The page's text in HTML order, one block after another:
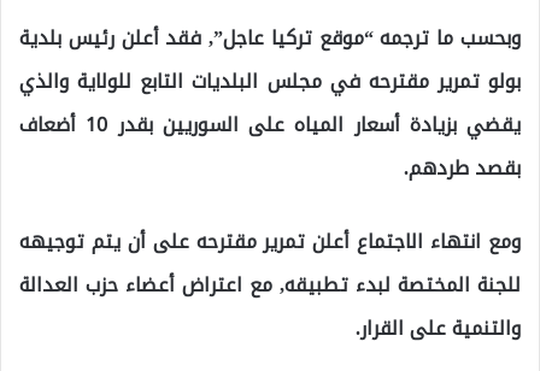
وبحسب ما ترجمه “موقع تركيا عاجل”, فقد أعلن رئيس بلدية
بولو تمرير مقترحه في مجلس البلديات التابع للولاية والذي
يقضي بزيادة أسعار المياه على السوريين بقدر 10 أضعاف
بقصد طردهم.
ومع انتهاء الاجتماع أعلن تمرير مقترحه على أن يتم توجيهه
للجنة المختصة لبدء تطبيقه, مع اعتراض أعضاء حزب العدالة
والتنمية على القرار.